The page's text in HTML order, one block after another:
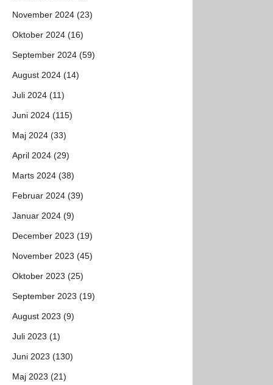
November 2024 (23)
Oktober 2024 (16)
September 2024 (59)
August 2024 (14)
Juli 2024 (11)
Juni 2024 (115)
Maj 2024 (33)
April 2024 (29)
Marts 2024 (38)
Februar 2024 (39)
Januar 2024 (9)
December 2023 (19)
November 2023 (45)
Oktober 2023 (25)
September 2023 (19)
August 2023 (9)
Juli 2023 (1)
Juni 2023 (130)
Maj 2023 (21)